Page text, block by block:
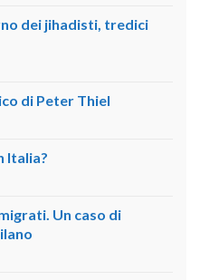
dei jihadisti, tredici
di Peter Thiel
Italia?
Un caso di